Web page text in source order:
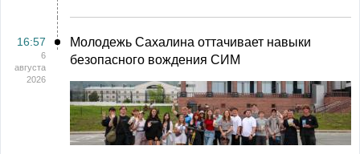
16:57
6
августа
2026
Молодежь Сахалина оттачивает навыки
безопасного вождения СИМ